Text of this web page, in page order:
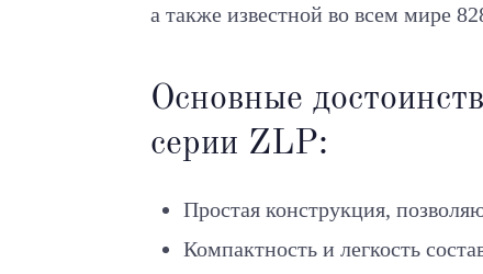
а также известной во всем мире
Основные
серии ZLP:
Простая конструкция,
Компактность и легкость